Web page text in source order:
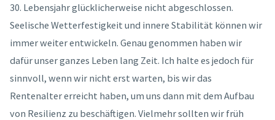
30. Lebensjahr glücklicherweise nicht abgeschlossen.
Seelische Wetterfestigkeit und innere Stabilität können wir
immer weiter entwickeln. Genau genommen haben wir
dafür unser ganzes Leben lang Zeit. Ich halte es jedoch für
sinnvoll, wenn wir nicht erst warten, bis wir das
Rentenalter erreicht haben, um uns dann mit dem Aufbau
von Resilienz zu beschäftigen. Vielmehr sollten wir früh